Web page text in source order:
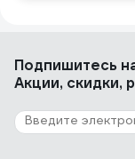
Подпишитесь
Акции, скидки,